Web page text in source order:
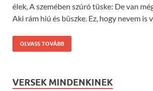
élek, A szemében szúró tüske: De van
Aki rám hiú és büszke. Ez, hogy nevem is
OLVASS TOVÁBB
VERSEK MINDENKINEK